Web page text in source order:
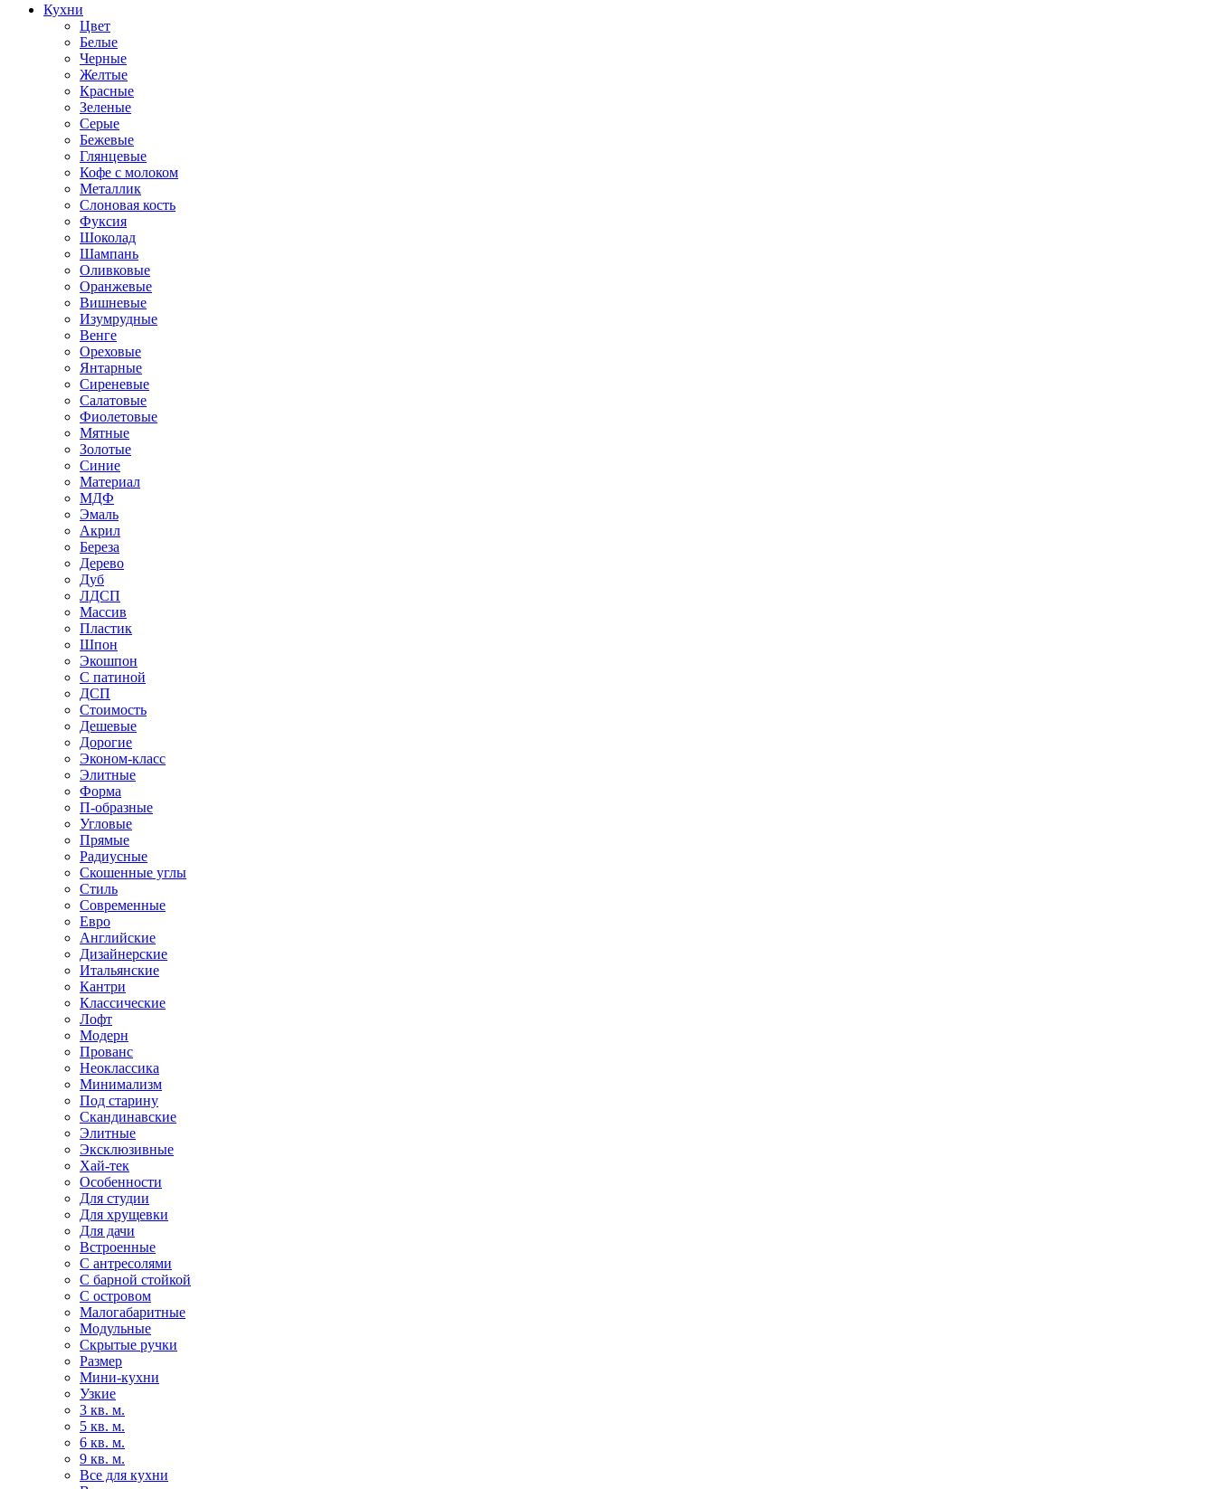
Кухни
Цвет
Белые
Черные
Желтые
Красные
Зеленые
Серые
Бежевые
Глянцевые
Кофе с молоком
Металлик
Слоновая кость
Фуксия
Шоколад
Шампань
Оливковые
Оранжевые
Вишневые
Изумрудные
Венге
Ореховые
Янтарные
Сиреневые
Салатовые
Фиолетовые
Мятные
Золотые
Синие
Материал
МДФ
Эмаль
Акрил
Береза
Дерево
Дуб
ЛДСП
Массив
Пластик
Шпон
Экошпон
С патиной
ДСП
Стоимость
Дешевые
Дорогие
Эконом-класс
Элитные
Форма
П-образные
Угловые
Прямые
Радиусные
Скошенные углы
Стиль
Современные
Евро
Английские
Дизайнерские
Итальянские
Кантри
Классические
Лофт
Модерн
Прованс
Неоклассика
Минимализм
Под старину
Скандинавские
Элитные
Эксклюзивные
Хай-тек
Особенности
Для студии
Для хрущевки
Для дачи
Встроенные
С антресолями
С барной стойкой
С островом
Малогабаритные
Модульные
Скрытые ручки
Размер
Мини-кухни
Узкие
3 кв. м.
5 кв. м.
6 кв. м.
9 кв. м.
Все для кухни